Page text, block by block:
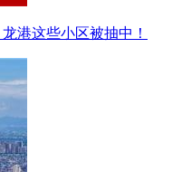
港这些小区被抽中！